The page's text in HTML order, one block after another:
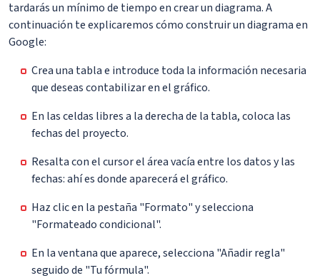
tardarás un mínimo de tiempo en crear un diagrama. A
continuación te explicaremos cómo construir un diagrama en
Google:
Crea una tabla e introduce toda la información necesaria
que deseas contabilizar en el gráfico.
En las celdas libres a la derecha de la tabla, coloca las
fechas del proyecto.
Resalta con el cursor el área vacía entre los datos y las
fechas: ahí es donde aparecerá el gráfico.
Haz clic en la pestaña "Formato" y selecciona
"Formateado condicional".
En la ventana que aparece, selecciona "Añadir regla"
seguido de "Tu fórmula".